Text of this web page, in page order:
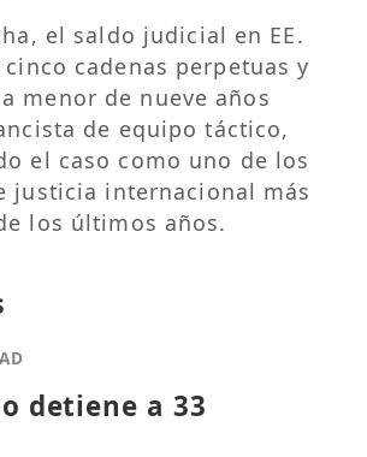
el saldo judicial en EE.
cadenas perpetuas y
menor de nueve años
de equipo táctico,
el caso como uno de los
justicia internacional más
los últimos años.
detiene a 33